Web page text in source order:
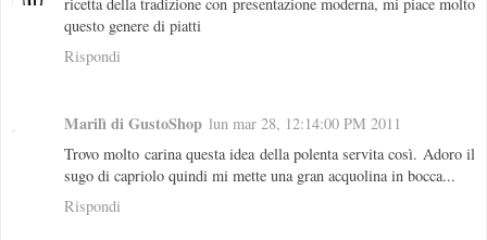
questo genere di piatti
Rispondi
Marilì di GustoShop lun mar 28, 12:14:00 PM 2011
Trovo molto carina questa idea della polenta servita così. Adoro il
sugo di capriolo quindi mi mette una gran acquolina in bocca...
Rispondi